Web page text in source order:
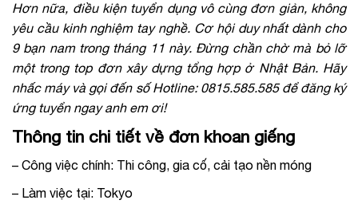
Hơn nữa, điều kiện tuyển dụng vô cùng đơn giản, không
yêu cầu kinh nghiệm tay nghề. Cơ hội duy nhất dành cho
9 bạn nam trong tháng 11 này. Đừng chần chờ mà bỏ lỡ
một trong top đơn xây dựng tổng hợp ở Nhật Bản. Hãy
nhấc máy và gọi đến số Hotline: 0815.585.585 để đăng ký
ứng tuyển ngay anh em ơi!
Thông tin chi tiết về đơn khoan giếng
– Công việc chính: Thi công, gia cố, cải tạo nền móng
– Làm việc tại: Tokyo